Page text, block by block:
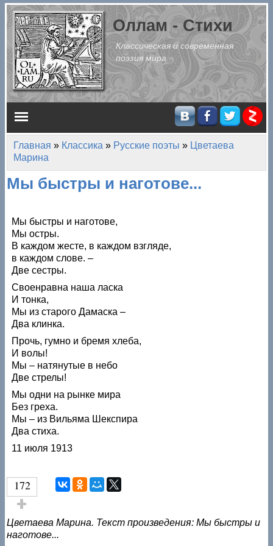
Перейти к основному содержанию
Оллам - Стихи
Классическая и современная
поэзия мира
Главное меню
Вы здесь
Главная » Классика » Русские поэты » Цветаева
Марина
Мы быстры и наготове...
Мы быстры и наготове,
Мы остры.
В каждом жесте, в каждом взгляде,
в каждом слове. –
Две сестры.
Своенравна наша ласка
И тонка,
Мы из старого Дамаска –
Два клинка.
Прочь, гумно и бремя хлеба,
И волы!
Мы – натянутые в небо
Две стрелы!
Мы одни на рынке мира
Без греха.
Мы – из Вильяма Шекспира
Два стиха.
11 июля 1913
172
Голос за!
Цветаева Марина. Текст произведения: Мы быстры и
наготове...